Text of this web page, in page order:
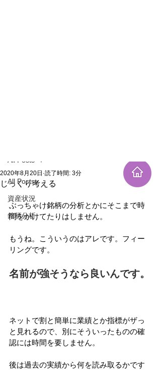
All Posts
資産状況
銘柄分析
All Posts
じっくり考える
2020年8月20日 読了時間: 3分
ぶっちゃけ銘柄の分析とかにそこまで時
間をかけてたりはしません。
もうね。こういうのはアレです。フィー
リングです。
名前が強そうなら良いんです。
ネットで割と簡単に業績とか指標がザっ
と見れるので、別にそういったものの確
認には時間を要しません。
後は過去の実績から何を読み取るかです